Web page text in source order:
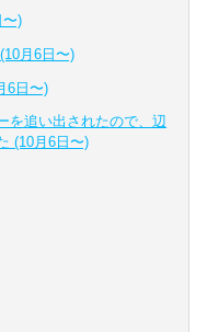
〜)
月6日〜)
6日〜)
を追い出されたので、辺
(10月6日〜)